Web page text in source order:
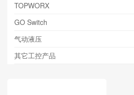
TOPWORX
GO Switch
气动液压
其它工控产品